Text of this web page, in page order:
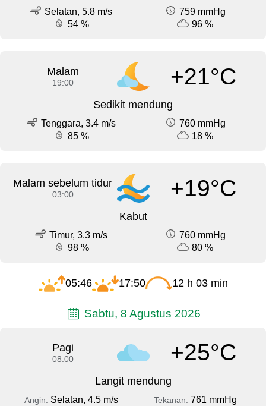
Selatan, 5.8 m/s
759 mmHg
54 %
96 %
Malam
19:00 +21°C
Sedikit mendung
Tenggara, 3.4 m/s
760 mmHg
85 %
18 %
Malam sebelum tidur
03:00 +19°C
Kabut
Timur, 3.3 m/s
760 mmHg
98 %
80 %
05:46 17:50 12 h 03 min
Sabtu, 8 Agustus 2026
Pagi
08:00 +25°C
Langit mendung
Angin: Selatan, 4.5 m/s Tekanan: 761 mmHg